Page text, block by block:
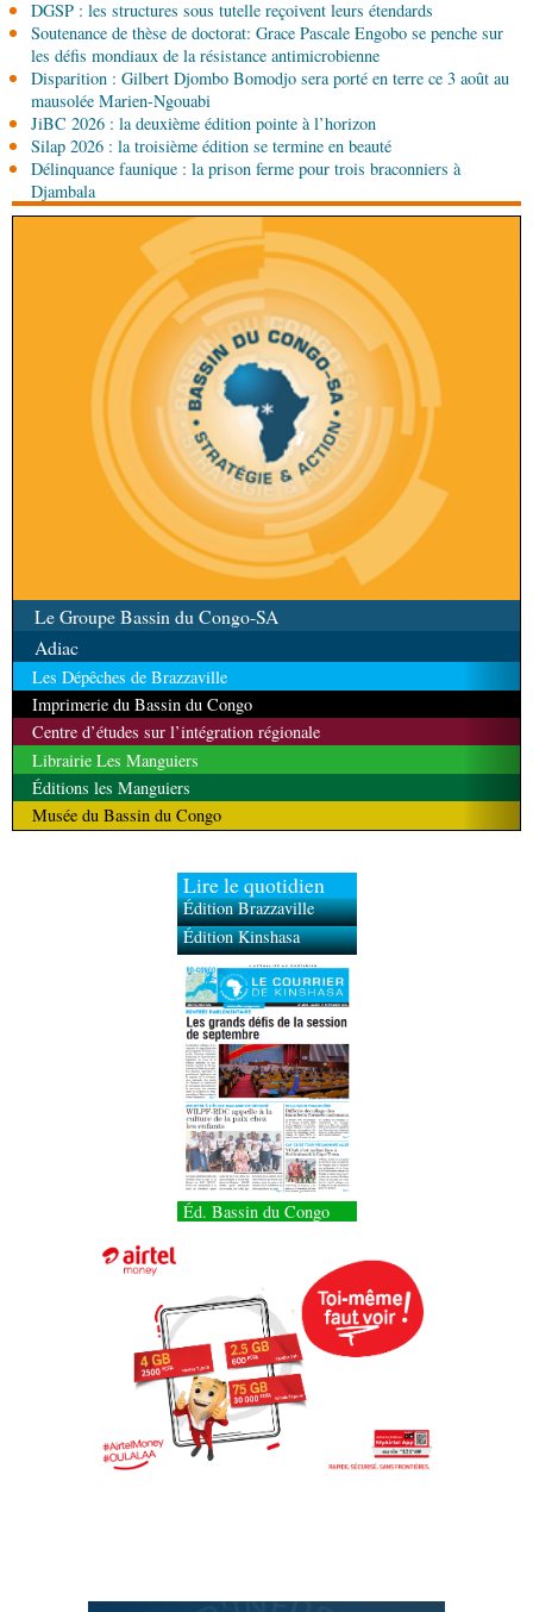
05-08-2026 17:32
SportHandball: le tournoi de gala se poursuit
05-08-2026 13:10
Art-Culture-Média72e anniversaire de la
naissance du commandant Hugo Chávez :
l’ambassade du Venezuela au Congo célèbre
l'événement
DGSP : les structures sous tutelle reçoivent leurs étendards
Soutenance de thèse de doctorat: Grace Pascale Engobo se penche sur
les défis mondiaux de la résistance antimicrobienne
Disparition : Gilbert Djombo Bomodjo sera porté en terre ce 3 août au
mausolée Marien-Ngouabi
JiBC 2026 : la deuxième édition pointe à l’horizon
Silap 2026 : la troisième édition se termine en beauté
Délinquance faunique : la prison ferme pour trois braconniers à
Djambala
Le Groupe Bassin du Congo-SA
Adiac
Les Dépêches de Brazzaville
Imprimerie du Bassin du Congo
Centre d’études sur l’intégration régionale
Librairie Les Manguiers
Éditions les Manguiers
Musée du Bassin du Congo
Lire le quotidien
Édition Brazzaville
Édition Kinshasa
Éd. Bassin du Congo